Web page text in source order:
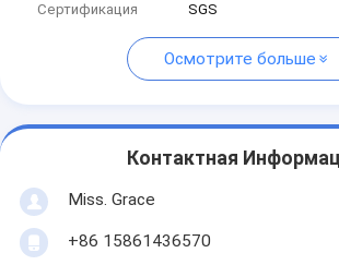
Сертификация SGS
Осмотрите больше
Контактная
Miss. Grace
+86 15861436570